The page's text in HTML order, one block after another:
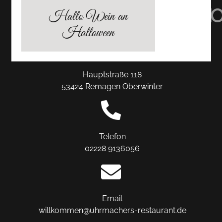
TRIPADVISOR
INSTAGRAM
Hauptstraße 118
53424 Remagen Oberwinter
Telefon
02228 9136056
Email
willkommen@uhrmachers-restaurant.de
Hallo Wein an
Halloween